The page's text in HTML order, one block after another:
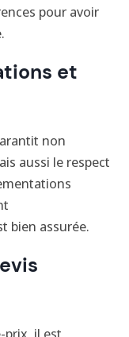
pour avoir
et
non
aussi le respect
bien assurée.